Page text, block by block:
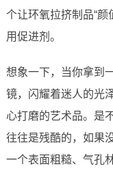
个让环氧拉挤制品“
用促进剂。
想象一下，当你拿到
镜，闪耀着迷人的光
心打磨的艺术品。是
往往是残酷的，如果
一个表面粗糙、气孔